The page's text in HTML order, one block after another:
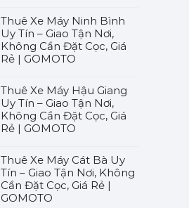
Thuê Xe Máy Ninh Bình
Uy Tín – Giao Tận Nơi,
Không Cần Đặt Cọc, Giá
Rẻ | GOMOTO
Thuê Xe Máy Hậu Giang
Uy Tín – Giao Tận Nơi,
Không Cần Đặt Cọc, Giá
Rẻ | GOMOTO
Thuê Xe Máy Cát Bà Uy
Tín – Giao Tận Nơi, Không
Cần Đặt Cọc, Giá Rẻ |
GOMOTO